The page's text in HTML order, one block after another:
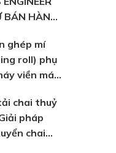
BÁN HÀNG)
ghép mí
roll) phụ
viền máy
chai thuỷ
pháp
chai